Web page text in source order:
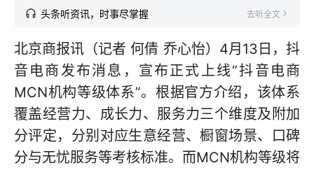
头条听资讯，时事尽掌握 去听全文
北京商报讯（记者 何倩 乔心怡）4月13日，抖
音电商发布消息，宣布正式上线“抖音电商
MCN机构等级体系”。根据官方介绍，该体系
覆盖经营力、成长力、服务力三个维度及附加
分评定，分别对应生意经营、橱窗场景、口碑
分与无忧服务等考核标准。而MCN机构等级将